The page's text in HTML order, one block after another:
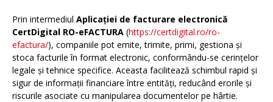
Prin intermediul Aplicației de facturare electronică
CertDigital RO-eFACTURA (https://certdigital.ro/ro-
efactura/), companiile pot emite, trimite, primi, gestiona și
stoca facturile în format electronic, conformându-se cerințelor
legale și tehnice specifice. Aceasta facilitează schimbul rapid și
sigur de informații financiare între entități, reducând erorile și
riscurile asociate cu manipularea documentelor pe hârtie.